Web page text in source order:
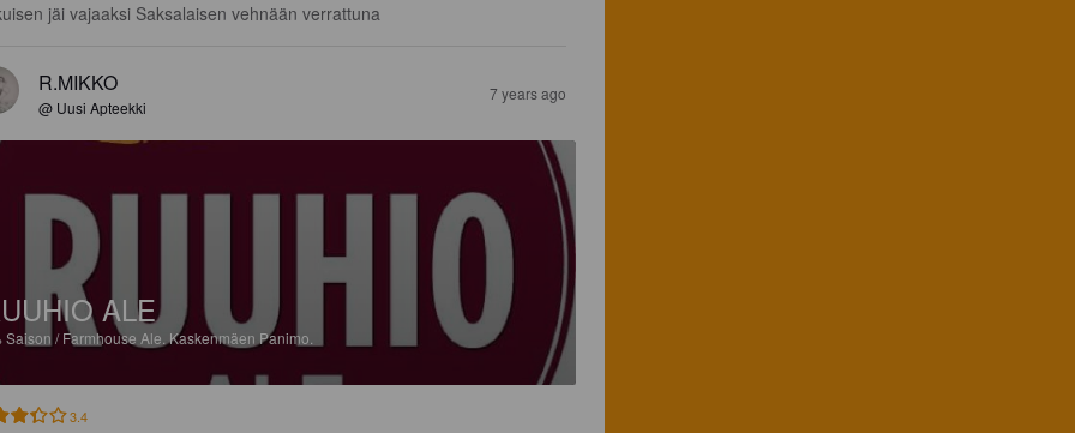
jäi vajaaksi Saksalaisen vehnään verrattuna
R.MIKKO
@ Uusi Apteekki
7 years ago
ALE
Saison / Farmhouse Ale. Kaskenmäen Panimo.
3.4